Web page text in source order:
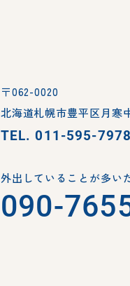
〒062-0020
北海道札幌市豊平区月寒
TEL.011-595-7978
外出していることが多いた
090-